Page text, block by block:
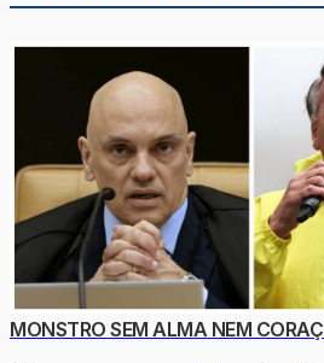
MONSTRO SEM ALMA NEM